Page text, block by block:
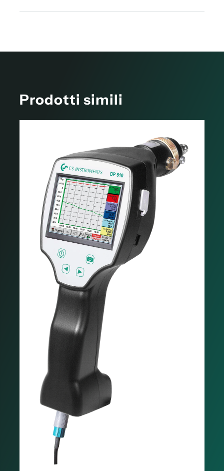
Prodotti simili